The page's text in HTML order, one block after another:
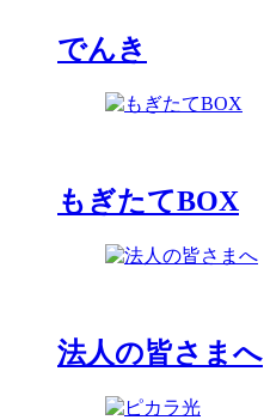
でんき
もぎたてBOX
法人の皆さまへ